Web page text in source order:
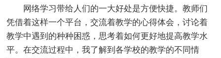
网络学习带给人们的一大好处是方便快捷。教师们
凭借着这样一个平台，交流着教学的心得体会，讨论着
教学中遇到的种种困惑，思考着如何更好地提高教学水
平。在交流过程中，我了解到各学校的教学的不同情